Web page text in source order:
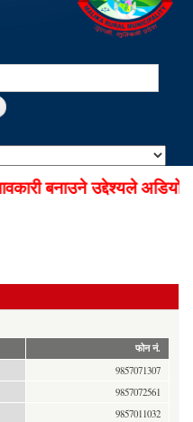
बनाउने उद्देश्यले अडियो
फोन नं.
9857071307
9857072561
9857011032